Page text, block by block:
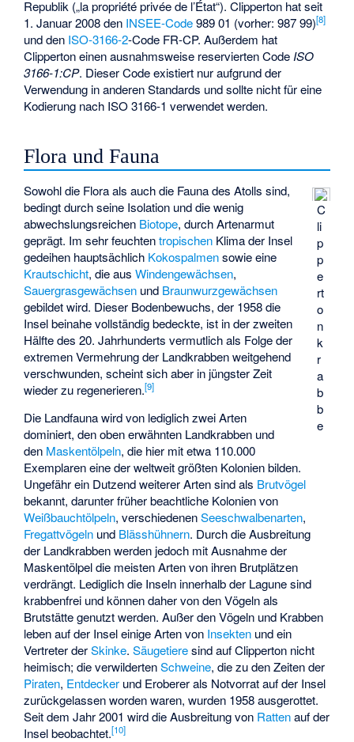
Republik („la propriété privée de l’État“). Clipperton hat seit
1. Januar 2008 den INSEE-Code989 01 (vorher: 987 99)[8]
und den ISO-3166-2-Code FR-CP. Außerdem hat
Clipperton einen ausnahmsweise reservierten Code ISO
3166-1:CP. Dieser Code existiert nur aufgrund der
Verwendung in anderen Standards und sollte nicht für eine
Kodierung nach ISO 3166-1 verwendet werden.
Flora und Fauna
C
li
p
p
e
rt
o
n
k
r
a
b
b
e
Sowohl die Flora als auch die Fauna des Atolls sind,
bedingt durch seine Isolation und die wenig
abwechslungsreichen Biotope, durch Artenarmut
geprägt. Im sehr feuchtentropischen Klima der Insel
gedeihen hauptsächlich Kokospalmensowie eine
Krautschicht, die ausWindengewächsen,
Sauergrasgewächsen und Braunwurzgewächsen
gebildet wird. Dieser Bodenbewuchs, der 1958 die
Insel beinahe vollständig bedeckte, ist in der zweiten
Hälfte des 20. Jahrhunderts vermutlich als Folge der
extremen Vermehrung der Landkrabben weitgehend
verschwunden, scheint sich aber in jüngster Zeit
wieder zu regenerieren.[9]
Die Landfauna wird von lediglich zwei Arten
dominiert, den oben erwähnten Landkrabben und
den Maskentölpeln, die hier mit etwa 110.000
Exemplaren eine der weltweit größten Kolonien bilden.
Ungefähr ein Dutzend weiterer Arten sind als Brutvögel
bekannt, darunter früher beachtliche Kolonien von
Weißbauchtölpeln, verschiedenenSeeschwalbenarten,
Fregattvögeln und Blässhühnern. Durch die Ausbreitung
der Landkrabben werden jedoch mit Ausnahme der
Maskentölpel die meisten Arten von ihren Brutplätzen
verdrängt. Lediglich die Inseln innerhalb der Lagune sind
krabbenfrei und können daher von den Vögeln als
Brutstätte genutzt werden. Außer den Vögeln und Krabben
leben auf der Insel einige Arten von Insekten und ein
Vertreter derSkinke.Säugetieresind auf Clipperton nicht
heimisch; die verwildertenSchweine, die zu den Zeiten der
Piraten, Entdecker und Eroberer als Notvorrat auf der Insel
zurückgelassen worden waren, wurden 1958 ausgerottet.
Seit dem Jahr 2001 wird die Ausbreitung von Rattenauf der
Insel beobachtet.[10]